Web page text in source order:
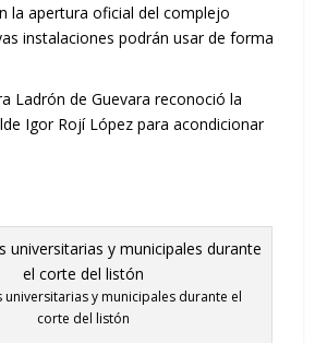
laapertura oficialdel complejo
instalaciones podrán usar de forma
Ladrón de Guevarareconoció la
Igor RojíLópez para acondicionar
y municipales durante el
corte del listón